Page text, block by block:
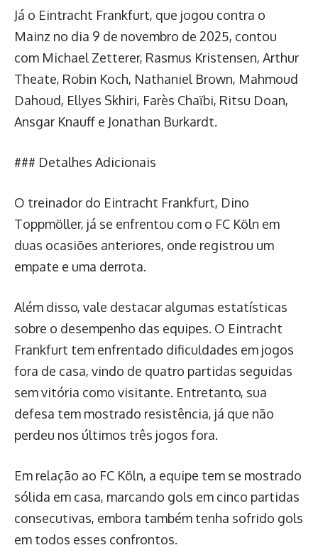
Já o Eintracht Frankfurt, que jogou contra o
Mainz no dia 9 de novembro de 2025, contou
com Michael Zetterer, Rasmus Kristensen, Arthur
Theate, Robin Koch, Nathaniel Brown, Mahmoud
Dahoud, Ellyes Skhiri, Farès Chaïbi, Ritsu Doan,
Ansgar Knauff e Jonathan Burkardt.
### Detalhes Adicionais
O treinador do Eintracht Frankfurt, Dino
Toppmöller, já se enfrentou com o FC Köln em
duas ocasiões anteriores, onde registrou um
empate e uma derrota.
Além disso, vale destacar algumas estatísticas
sobre o desempenho das equipes. O Eintracht
Frankfurt tem enfrentado dificuldades em jogos
fora de casa, vindo de quatro partidas seguidas
sem vitória como visitante. Entretanto, sua
defesa tem mostrado resistência, já que não
perdeu nos últimos três jogos fora.
Em relação ao FC Köln, a equipe tem se mostrado
sólida em casa, marcando gols em cinco partidas
consecutivas, embora também tenha sofrido gols
em todos esses confrontos.